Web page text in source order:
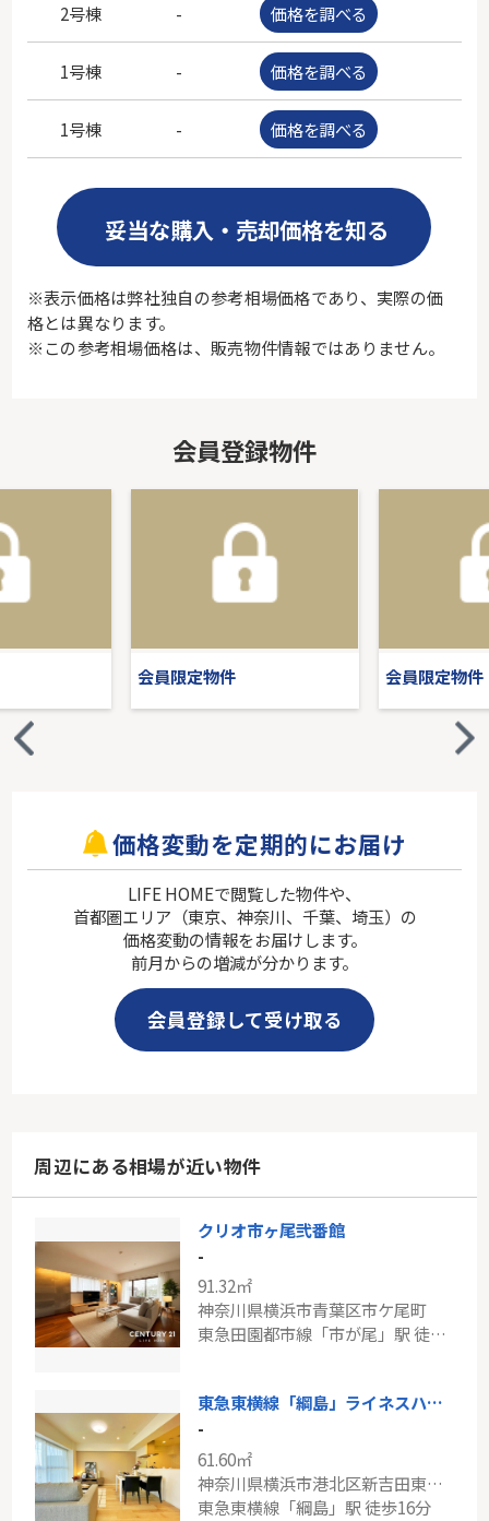
2号棟 - 価格を調べる
1号棟 - 価格を調べる
1号棟 - 価格を調べる
妥当な購入・売却価格を知る
※表示価格は弊社独自の参考相場価格であり、実際の価
格とは異なります。
※この参考相場価格は、販売物件情報ではありません。
会員登録物件
会員限定物件 会員限定物件
価格変動を定期的にお届け
LIFE HOMEで閲覧した物件や、
首都圏エリア（東京、神奈川、千葉、埼玉）の
価格変動の情報をお届けします。
前月からの増減が分かります。
会員登録して受け取る
周辺にある相場が近い物件
クリオ市ヶ尾弐番館
-
91.32㎡
神奈川県横浜市青葉区市ケ尾町
東急田園都市線「市が尾」駅 徒歩21分
東急東横線「綱島」ライネスハイム綱島弐番館
-
61.60㎡
神奈川県横浜市港北区新吉田東１丁目
東急東横線「綱島」駅 徒歩16分